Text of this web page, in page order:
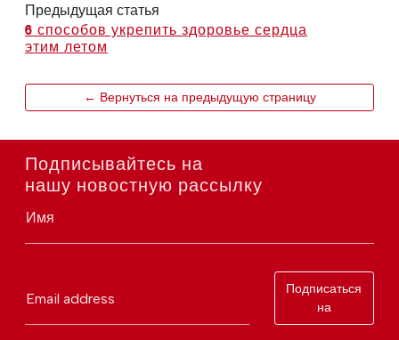
Предыдущая статья
6 способов укрепить здоровье сердца
этим летом
← Вернуться на предыдущую страницу
Подписывайтесь на
нашу новостную рассылку
Имя
Email address
Подписаться
на